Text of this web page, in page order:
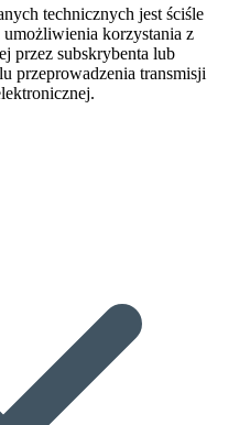
technicznych jest ściśle
korzystania z
przez subskrybenta lub
przeprowadzenia transmisji